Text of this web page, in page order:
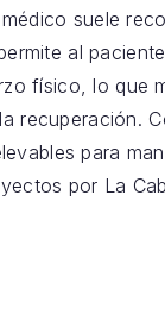
suele
al
físico, lo que
recuperación.
para
por La